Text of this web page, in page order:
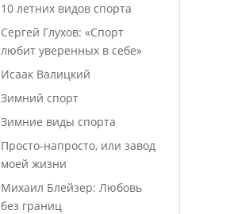
10 летних видов спорта
Сергей Глухов: «Спорт
любит уверенных в себе»
Исаак Валицкий
Зимний спорт
Зимние виды спорта
Просто-напросто, или завод
моей жизни
Михаил Блейзер: Любовь
без границ